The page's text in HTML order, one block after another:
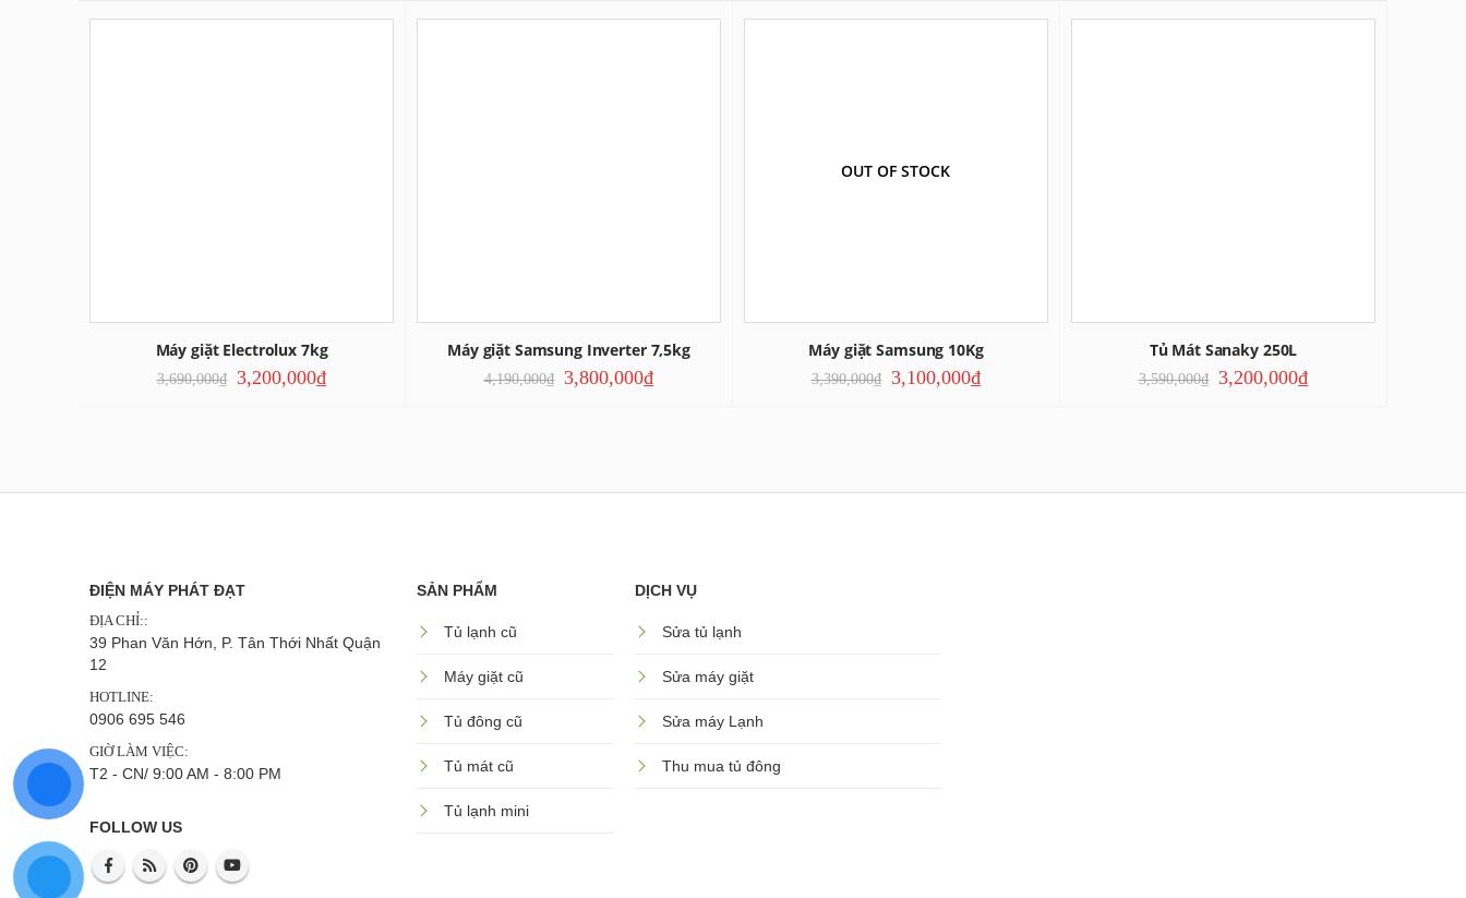
Máy giặt Electrolux 7kg
3,690,000₫ 3,200,000₫
Máy giặt Samsung Inverter 7,5kg
4,190,000₫ 3,800,000₫
OUT OF STOCK
Máy giặt Samsung 10Kg
3,390,000₫ 3,100,000₫
Tủ Mát Sanaky 250L
3,590,000₫ 3,200,000₫
ĐIỆN MÁY PHÁT ĐẠT
ĐỊA CHỈ::
39 Phan Văn Hớn, P. Tân Thới Nhất Quận
12
HOTLINE:
0906 695 546
GIỜ LÀM VIỆC:
T2 - CN/ 9:00 AM - 8:00 PM
FOLLOW US
SẢN PHẨM
Tủ lạnh cũ
Máy giặt cũ
Tủ đông cũ
Tủ mát cũ
Tủ lạnh mini
DỊCH VỤ
Sửa tủ lạnh
Sửa máy giặt
Sửa máy Lạnh
Thu mua tủ đông